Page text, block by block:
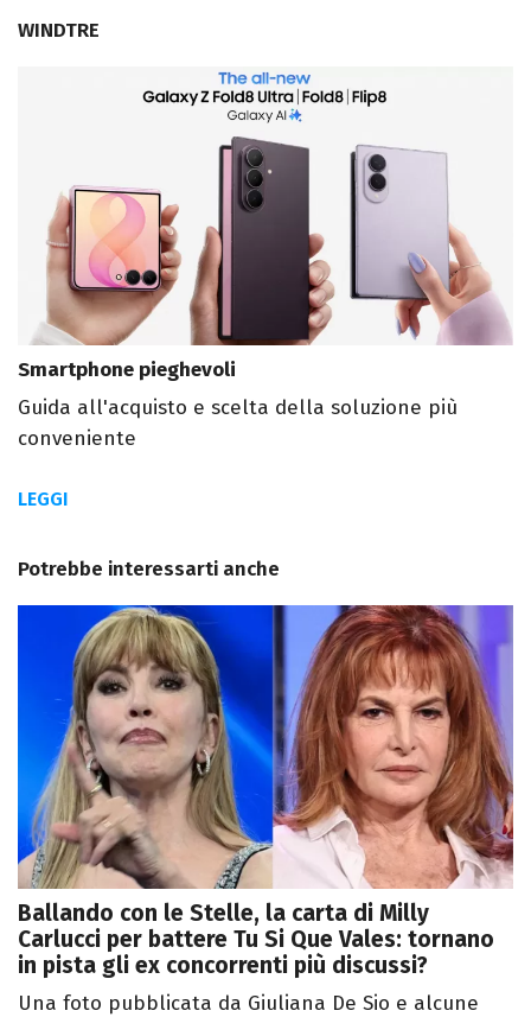
WINDTRE
Smartphone pieghevoli
Guida all'acquisto e scelta della soluzione più
conveniente
LEGGI
Potrebbe interessarti anche
Ballando con le Stelle, la carta di Milly
Carlucci per battere Tu Si Que Vales: tornano
in pista gli ex concorrenti più discussi?
Una foto pubblicata da Giuliana De Sio e alcune